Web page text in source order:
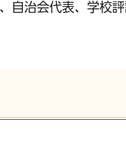
自治会代表、学校